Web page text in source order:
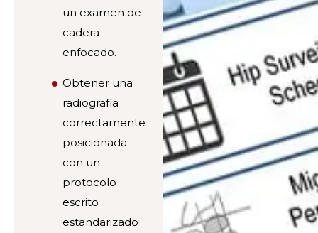
un examen de
cadera
enfocado.
Obtener una
radiografía
correctamente
posicionada
con un
protocolo
escrito
estandarizado